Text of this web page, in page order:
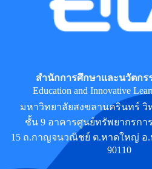
สำนักการศึกษาและนวัตกร
Education and Innovative
มหาวิทยาลัยสงขลานครินทร์ วิ
ชั้น 9 อาคารศูนย์ทรัพยากรการ
15 ถ.กาญจนวณิชย์ ต.หาดใหญ่ อ
90110